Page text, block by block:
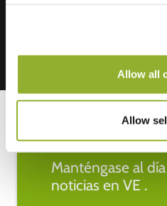
Allow all
Allow
Manténgase al
noticias en VE .